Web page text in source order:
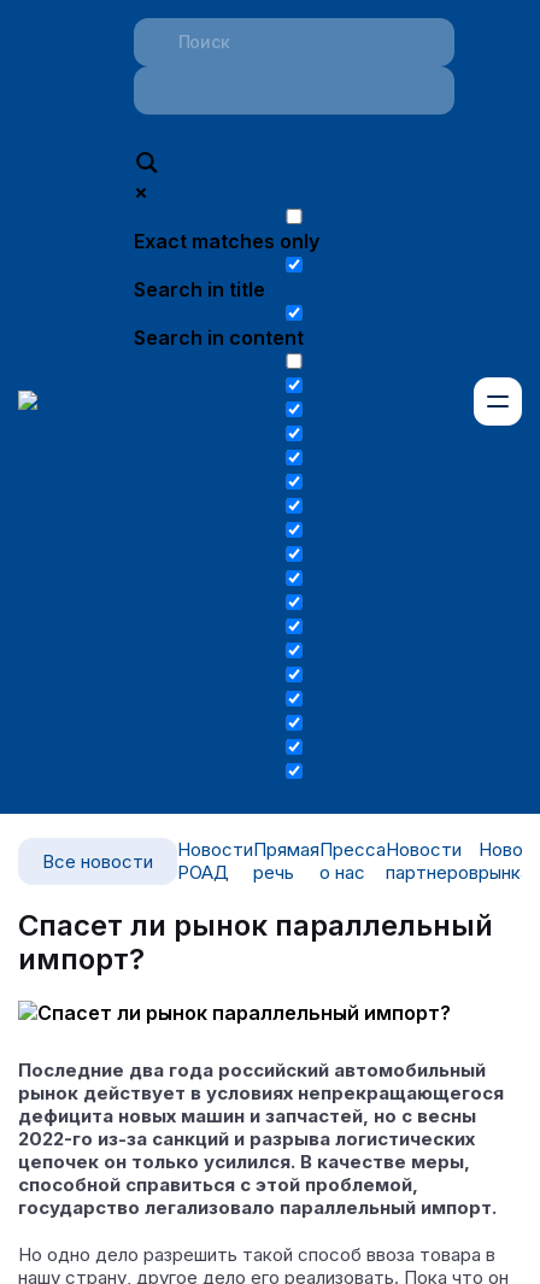
Exact matches only
Search in title
Search in content
Все новости
Новости
РОАД
Прямая
речь
Пресса
о нас
Новости
партнероврынка
Спасет ли рынок параллельный
импорт?
Последние два года российский автомобильный
рынок действует в условиях непрекращающегося
дефицита новых машин и запчастей, но с весны
2022-го из-за санкций и разрыва логистических
цепочек он только усилился. В качестве меры,
способной справиться с этой проблемой,
государство легализовало параллельный импорт.
Но одно дело разрешить такой способ ввоза товара в
нашу страну, другое дело его реализовать. Пока что он